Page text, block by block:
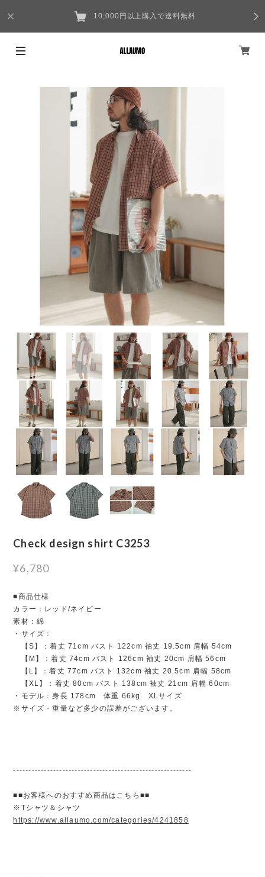
10,000円以上購入で送料無料
Check design shirt C3253
¥6,780
■商品仕様
カラー：レッド/ネイビー
素材：綿
・サイズ：
【S】：着丈 71cm バスト 122cm 袖丈 19.5cm 肩幅 54cm
【M】：着丈 74cm バスト 126cm 袖丈 20cm 肩幅 56cm
【L】：着丈 77cm バスト 132cm 袖丈 20.5cm 肩幅 58cm
【XL】：着丈 80cm バスト 138cm 袖丈 21cm 肩幅 60cm
・モデル：身長 178cm 体重 66kg XLサイズ
※サイズ・重量など多少の誤差がございます。
----------------------------------------------------------
■■お客様へのおすすめ商品はこちら■■
※Tシャツ＆シャツ
https://www.allaumo.com/categories/4241858